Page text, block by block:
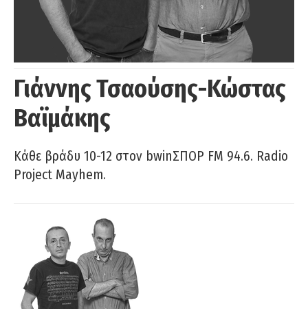
Γιάννης Τσαούσης-Κώστας
Βαϊμάκης
Κάθε βράδυ 10-12 στον bwinΣΠΟΡ FM 94.6. Radio
Project Mayhem.